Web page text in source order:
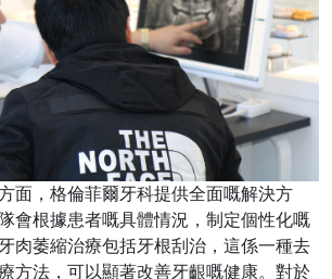
面，格倫菲爾牙科提供全面嘅解決方
會根據患者嘅具體情況，制定個性化嘅
肉萎縮治療包括牙根刮治，這係一種去
方法，可以顯著改善牙齦嘅健康。對於